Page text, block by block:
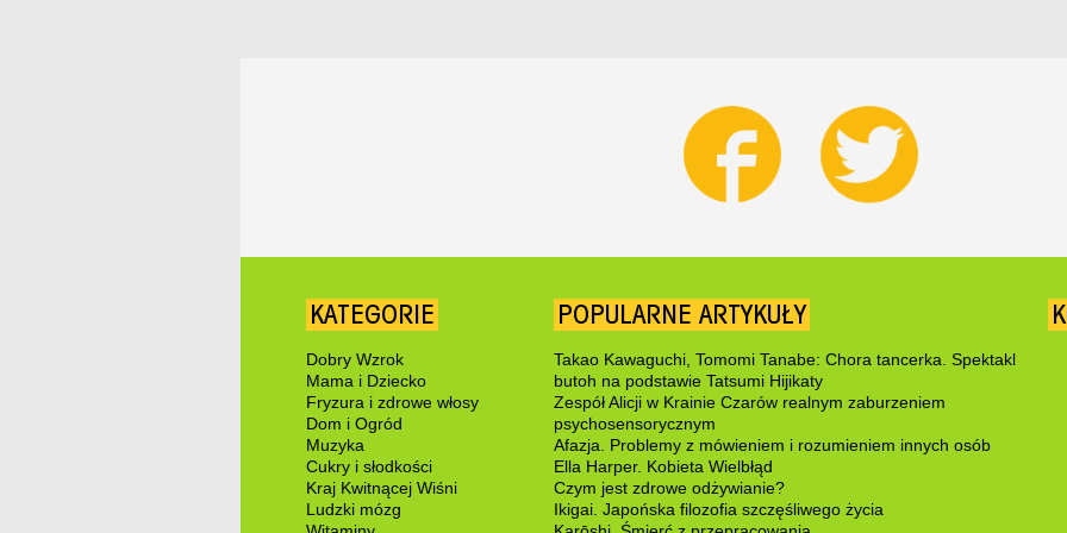
KATEGORIE
Dobry Wzrok
Mama i Dziecko
Fryzura i zdrowe włosy
Dom i Ogród
Muzyka
Cukry i słodkości
Kraj Kwitnącej Wiśni
Ludzki mózg
POPULARNE ARTYKUŁY
Takao Kawaguchi, Tomomi Tanabe: Chora tancerka. Spektakl
butoh na podstawie Tatsumi Hijikaty
Zespół Alicji w Krainie Czarów realnym zaburzeniem
psychosensorycznym
Afazja. Problemy z mówieniem i rozumieniem innych osób
Ella Harper. Kobieta Wielbłąd
Czym jest zdrowe odżywianie?
Ikigai. Japońska filozofia szczęśliwego życia